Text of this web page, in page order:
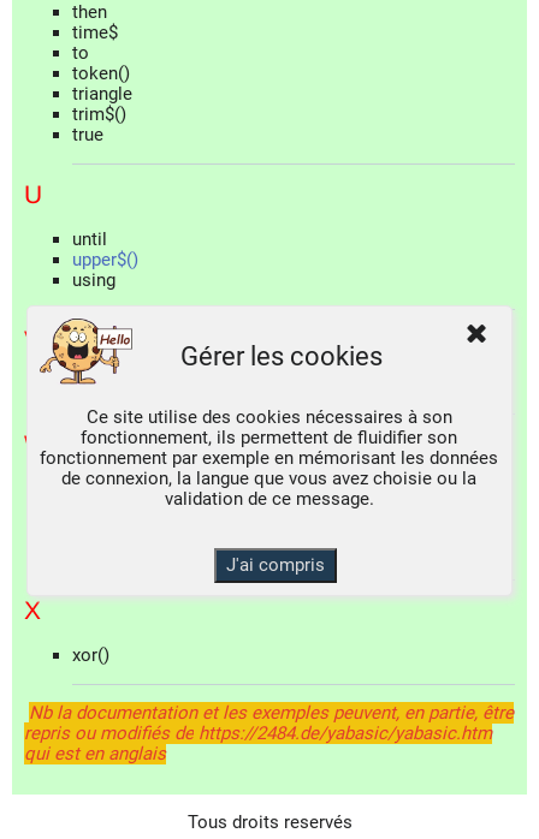
then
time$
to
token()
triangle
trim$()
true
U
until
upper$()
using
V
val()
W
wait
X
xor()
Nb la documentation et les exemples peuvent, en partie, être
repris ou modifiés de https://2484.de/yabasic/yabasic.htm
qui est en anglais
Tous droits reservés
Gérer les cookies
Ce site utilise des cookies nécessaires à son
fonctionnement, ils permettent de fluidifier son
fonctionnement par exemple en mémorisant les données
de connexion, la langue que vous avez choisie ou la
validation de ce message.